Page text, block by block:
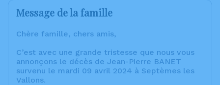
Message de la famille
Chère famille, chers amis,
C’est avec une grande tristesse que nous vous
annonçons le décès de Jean-Pierre BANET
survenu le mardi 09 avril 2024 à Septèmes les
Vallons.